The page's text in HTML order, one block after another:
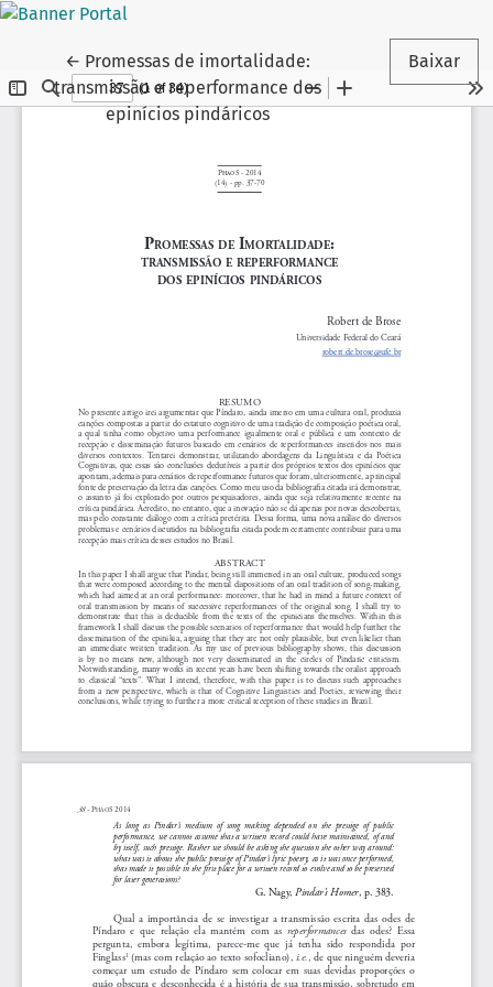
← Voltar aos Detalhes do Artigo
Promessas de imortalidade:
transmissão e reperformance dos
epinícios pindáricos
Baixar